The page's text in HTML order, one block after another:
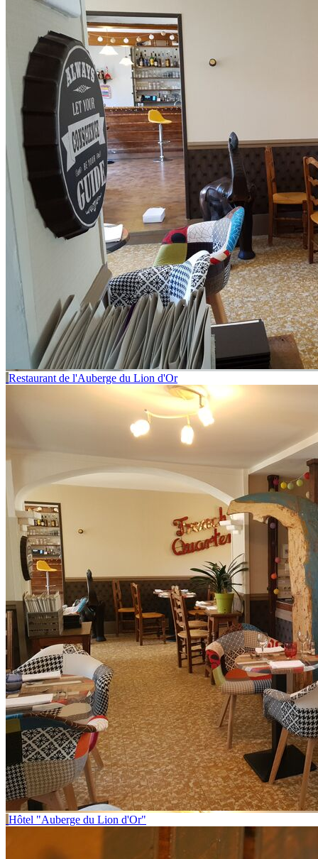
Restaurant de l'Auberge du Lion d'Or
Hôtel "Auberge du Lion d'Or"